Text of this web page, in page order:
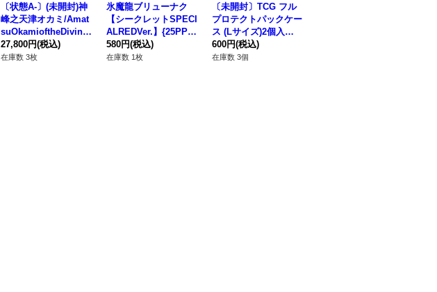
〔状態A-〕(未開封)神
峰之天津オカミ/Amat
suOkamioftheDivine
Peaks【ウルトラ】{2
019-EN003}《リン
27,800円(税込)
在庫数 3枚
氷魔龍ブリューナク
【シークレットSPECI
ALREDVer.】{25PP-J
P024}《シンクロ》
580円(税込)
在庫数 1枚
〔未開封〕TCG フル
プロテクトパックケー
ス (Lサイズ)2個入
【-】{-}《その他》
600円(税込)
在庫数 3個